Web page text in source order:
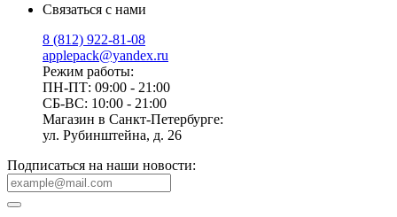
Связаться с нами
8 (812) 922-81-08
applepack@yandex.ru
Режим работы:
ПН-ПТ: 09:00 - 21:00
СБ-ВС: 10:00 - 21:00
Магазин в Санкт-Петербурге:
ул. Рубинштейна, д. 26
Подписаться на наши новости: